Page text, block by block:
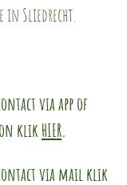
in Sliedrecht.
via app of
klik HIER.
via mail klik